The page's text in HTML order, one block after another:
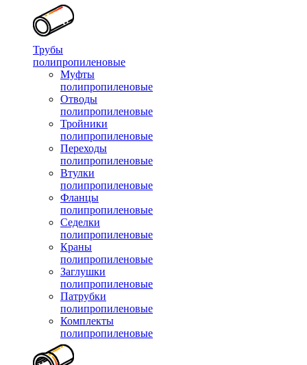
Трубы
полипропиленовые
Муфты
полипропиленовые
Отводы
полипропиленовые
Тройники
полипропиленовые
Переходы
полипропиленовые
Втулки
полипропиленовые
Фланцы
полипропиленовые
Седелки
полипропиленовые
Краны
полипропиленовые
Заглушки
полипропиленовые
Патрубки
полипропиленовые
Комплекты
полипропиленовые